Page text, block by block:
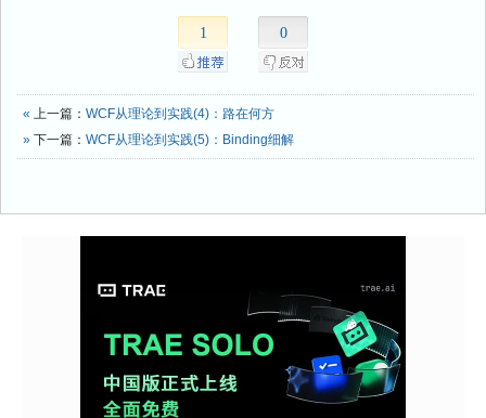
1 0
« 上一篇： WCF从理论到实践(4)：路在何方
» 下一篇： WCF从理论到实践(5)：Binding细解